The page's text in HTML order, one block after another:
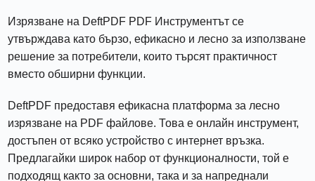
Изрязване на DeftPDF PDF Инструментът се
утвърждава като бързо, ефикасно и лесно за използване
решение за потребители, които търсят практичност
вместо обширни функции.
DeftPDF предоставя ефикасна платформа за лесно
изрязване на PDF файлове. Това е онлайн инструмент,
достъпен от всяко устройство с интернет връзка.
Предлагайки широк набор от функционалности, той е
подходящ както за основни, така и за напреднали